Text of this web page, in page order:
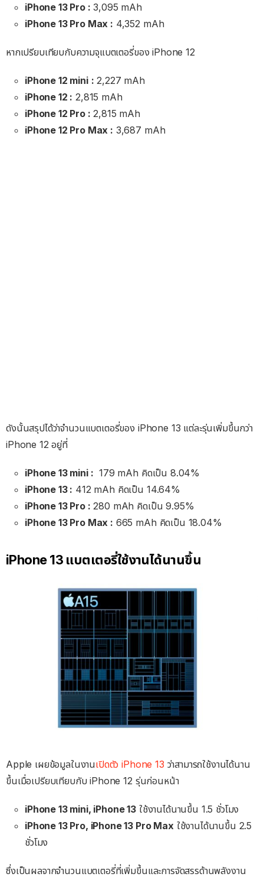
iPhone 13 Pro : 3,095 mAh
iPhone 13 Pro Max : 4,352 mAh
หากเปรียบเทียบกับความจุแบตเตอรี่ของ iPhone 12
iPhone 12 mini : 2,227 mAh
iPhone 12 : 2,815 mAh
iPhone 12 Pro : 2,815 mAh
iPhone 12 Pro Max : 3,687 mAh
ดังนั้นสรุปได้ว่าจำนวนแบตเตอรี่ของ iPhone 13 แต่ละรุ่นเพิ่มขึ้นกว่า
iPhone 12 อยู่ที่
iPhone 13 mini : 179 mAh คิดเป็น 8.04%
iPhone 13 : 412 mAh คิดเป็น 14.64%
iPhone 13 Pro : 280 mAh คิดเป็น 9.95%
iPhone 13 Pro Max : 665 mAh คิดเป็น 18.04%
iPhone 13 แบตเตอรี่ใช้งานได้นานขึ้น
Apple เผยข้อมูลในงานเปิดตัว iPhone 13 ว่าสามารถใช้งานได้นาน
ขึ้นเมื่อเปรียบเทียบกับ iPhone 12 รุ่นก่อนหน้า
iPhone 13 mini, iPhone 13 ใช้งานได้นานขึ้น 1.5 ชั่วโมง
iPhone 13 Pro, iPhone 13 Pro Maxใช้งานได้นานขึ้น 2.5
ชั่วโมง
ซึ่งเป็นผลจากจำนวนแบตเตอรี่ที่เพิ่มขึ้นและการจัดสรรด้านพลังงาน